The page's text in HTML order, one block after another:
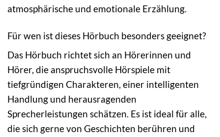
atmosphärische und emotionale Erzählung.
Für wen ist dieses Hörbuch besonders geeignet?
Das Hörbuch richtet sich an Hörerinnen und
Hörer, die anspruchsvolle Hörspiele mit
tiefgründigen Charakteren, einer intelligenten
Handlung und herausragenden
Sprecherleistungen schätzen. Es ist ideal für alle,
die sich gerne von Geschichten berühren und